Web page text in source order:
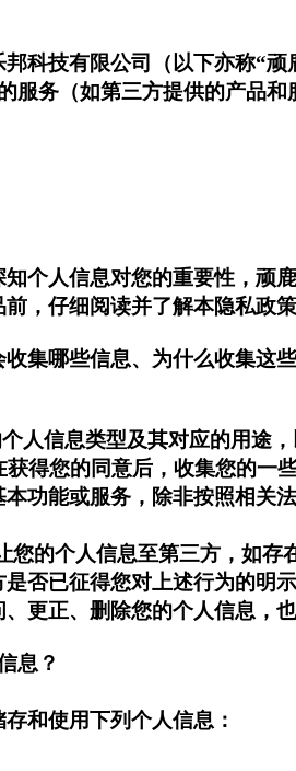
科技有限公司（以下亦称“
服务（如第三方提供的产品和
个人信息对您的重要性，顽
，仔细阅读并了解本隐私政策
集哪些信息、为什么收集这
人信息类型及其对应的用途
得您的同意后，收集您的一
功能或服务，除非按照相关
您的个人信息至第三方，如
否已征得您对上述行为的明
更正、删除您的个人信息，也
息？
和使用下列个人信息：